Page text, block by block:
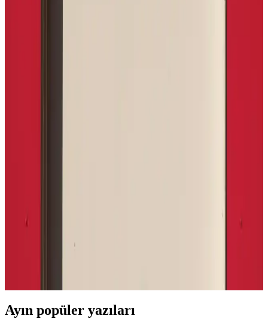
Nike Air Force 1 Bot Modası ve Güncel Trendler
Hakkında Kapsamlı Bilgi
Ayın popüler yazıları